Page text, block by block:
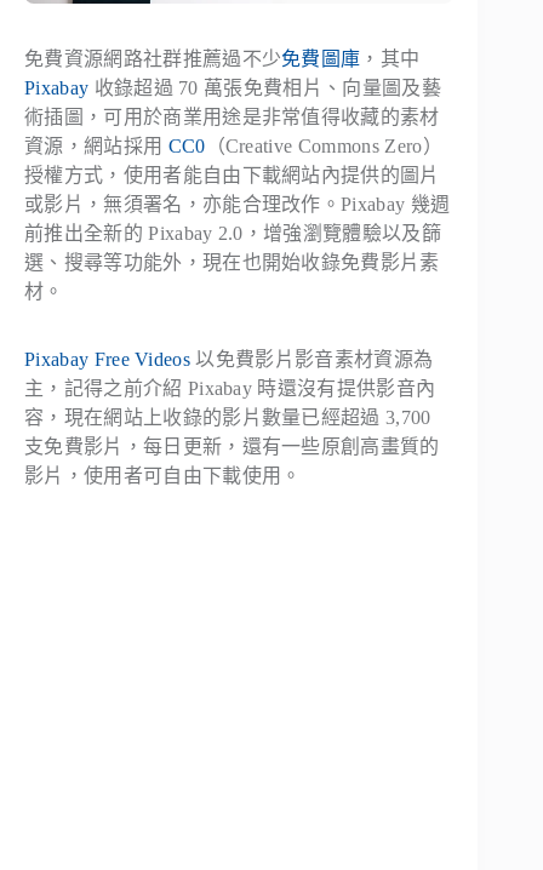
免費資源網路社群推薦過不少免費圖庫 ，其中
Pixabay 收錄超過 70 萬張免費相片、向量圖及藝
術插圖，可用於商業用途是非常值得收藏的素材
資源，網站採用 CC0 （Creative Commons Zero）
授權方式，使用者能自由下載網站內提供的圖片
或影片，無須署名，亦能合理改作。Pixabay 幾週
前推出全新的 Pixabay 2.0，增強瀏覽體驗以及篩
選、搜尋等功能外，現在也開始收錄免費影片素
材。
Pixabay Free Videos 以免費影片影音素材資源為
主，記得之前介紹 Pixabay 時還沒有提供影音內
容，現在網站上收錄的影片數量已經超過 3,700
支免費影片，每日更新，還有一些原創高畫質的
影片，使用者可自由下載使用。